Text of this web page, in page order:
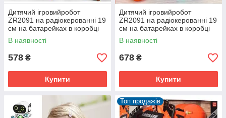
Дитячий ігровийробот
ZR2091 на радіокерованні 19
см на батарейках в коробці
В наявності
578 ₴
Купити
Дитячий ігровийробот
ZR2091 на радіокерованні 19
см на батарейках в коробці
В наявності
678 ₴
Купити
Топ продажів